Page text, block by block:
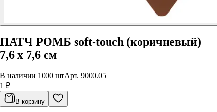
ПАТЧ РОМБ soft-touch (коричневый)
7,6 х 7,6 см
В наличии 1000 штАрт. 9000.05
1 ₽
В корзину